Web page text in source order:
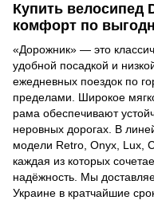
Купить велосипед
комфорт по
«Дорожник» — это
удобной посадкой и
ежедневных поездок по
пределами. Широкое
рама обеспечивают
неровных дорогах. В
модели Retro, Onyx, Lux,
каждая из которых
надёжность. Мы
Украине в кратчайшие